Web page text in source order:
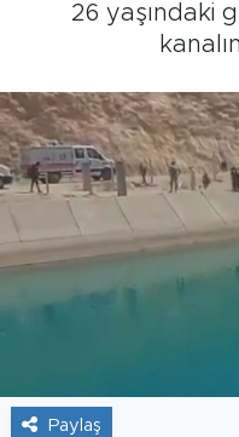
26 yaşındaki
Paylaş
Sağlık
Kültür Sanat
Tarihçe
Resmi İlanlar
Foto Şaka
Tüm Manşetler
Son Dakika
Haber Arşivi